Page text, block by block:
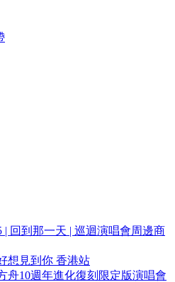
| 回到那一天 | 巡迴演唱會周邊商
想見到你 香港站
舟10週年進化復刻限定版演唱會